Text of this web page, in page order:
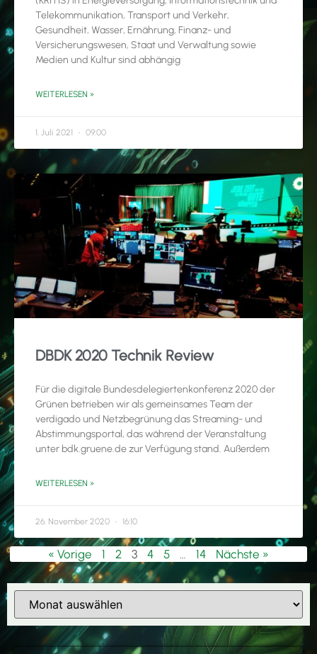
Telekommunikation, Transport und Verkehr,
Gesundheit, Wasser, Ernährung, Finanz- und
Versicherungswesen, Staat und Verwaltung sowie
Medien und Kultur sind abhängig
WEITERLESEN »
1. Juli 2021 09:00
DBDK 2020 Technik Review
Für die digitale Bundesdelegiertenkonferenz 2020 der
Grünen betrieben wir als gemeinsames Team der
verdigado und Netzbegrünung das Streaming- und
Abstimmungsportal, das während der Veranstaltung
unter bdk.gruene.de zur Verfügung stand. Außerdem
WEITERLESEN »
26. November 2020 16:10
« Vorige 1 2 3 4 5 14 Nächste »